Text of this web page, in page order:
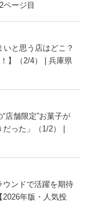
ページ目
と思う店はどこ？
】（2/4） | 兵庫県
店舗限定”お菓子が
った」（1/2） |
ウンドで活躍を期待
2026年版・人気投